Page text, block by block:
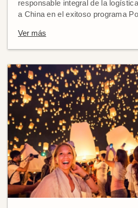
responsable integral de la
a China en el exitoso programa
Ver más